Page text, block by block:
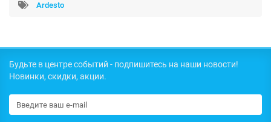
Ardesto
Будьте в центре событий - подпишитесь на наши новости!
Новинки, скидки, акции.